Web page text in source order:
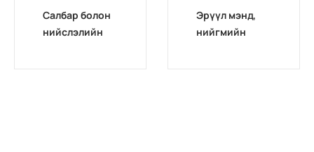
Салбар болон
нийслэлийн
Эрүүл мэнд,
нийгмийн